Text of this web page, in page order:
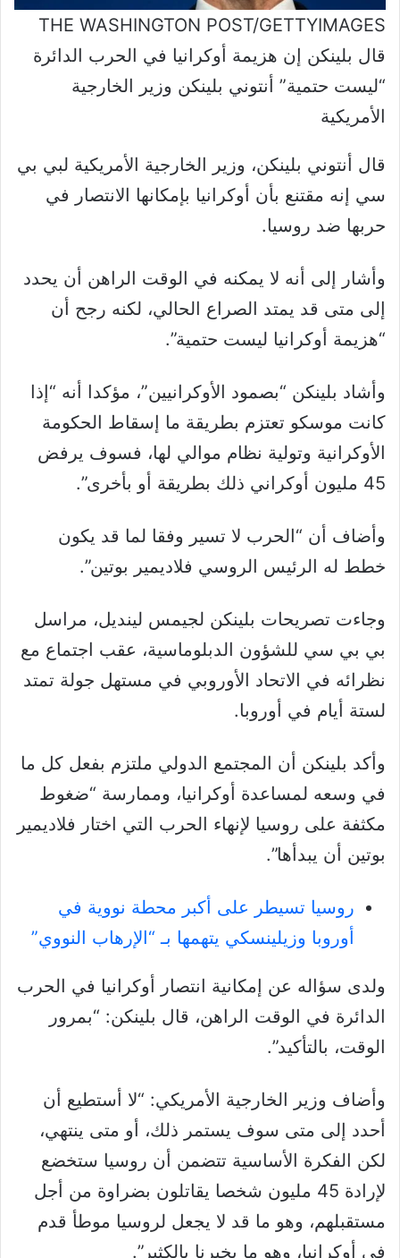
THE WASHINGTON POST/GETTYIMAGES
قال بلينكن إن هزيمة أوكرانيا في الحرب الدائرة
“ليست حتمية” أنتوني بلينكن وزير الخارجية
الأمريكية
قال أنتوني بلينكن، وزير الخارجية الأمريكية لبي بي
سي إنه مقتنع بأن أوكرانيا بإمكانها الانتصار في
حربها ضد روسيا.
وأشار إلى أنه لا يمكنه في الوقت الراهن أن يحدد
إلى متى قد يمتد الصراع الحالي، لكنه رجح أن
“هزيمة أوكرانيا ليست حتمية”.
وأشاد بلينكن “بصمود الأوكرانيين”، مؤكدا أنه “إذا
كانت موسكو تعتزم بطريقة ما إسقاط الحكومة
الأوكرانية وتولية نظام موالي لها، فسوف يرفض
45 مليون أوكراني ذلك بطريقة أو بأخرى”.
وأضاف أن “الحرب لا تسير وفقا لما قد يكون
خطط له الرئيس الروسي فلاديمير بوتين”.
وجاءت تصريحات بلينكن لجيمس لينديل، مراسل
بي بي سي للشؤون الدبلوماسية، عقب اجتماع مع
نظرائه في الاتحاد الأوروبي في مستهل جولة تمتد
لستة أيام في أوروبا.
وأكد بلينكن أن المجتمع الدولي ملتزم بفعل كل ما
في وسعه لمساعدة أوكرانيا، وممارسة “ضغوط
مكثفة على روسيا لإنهاء الحرب التي اختار فلاديمير
بوتين أن يبدأها”.
روسيا تسيطر على أكبر محطة نووية في
أوروبا وزيلينسكي يتهمها بـ “الإرهاب النووي”
ولدى سؤاله عن إمكانية انتصار أوكرانيا في الحرب
الدائرة في الوقت الراهن، قال بلينكن: “بمرور
الوقت، بالتأكيد”.
وأضاف وزير الخارجية الأمريكي: “لا أستطيع أن
أحدد إلى متى سوف يستمر ذلك، أو متى ينتهي،
لكن الفكرة الأساسية تتضمن أن روسيا ستخضع
لإرادة 45 مليون شخصا يقاتلون بضراوة من أجل
مستقبلهم، وهو ما قد لا يجعل لروسيا موطأ قدم
في أوكرانيا، وهو ما يخبرنا بالكثير”.